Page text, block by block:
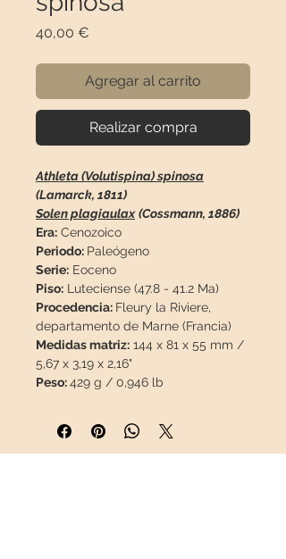
40,00 €
Agregar al carrito
Realizar compra
Athleta (Volutispina) spinosa
(Lamarck, 1811)
Solen plagiaulax (Cossmann, 1886)
Era: Cenozoico
Periodo: Paleógeno
Serie: Eoceno
Piso: Luteciense (47.8 - 41.2 Ma)
Procedencia: Fleury la Riviere,
departamento de Marne (Francia)
Medidas matriz: 144 x 81 x 55 mm /
5,67 x 3,19 x 2,16"
Peso:429 g / 0,946 lb
asociación de moluscos fósiles
100% natural, sin reparaciones.